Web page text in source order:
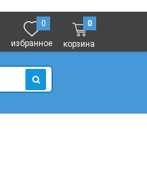
0
избранное
0
корзина
ИСКАТЬ